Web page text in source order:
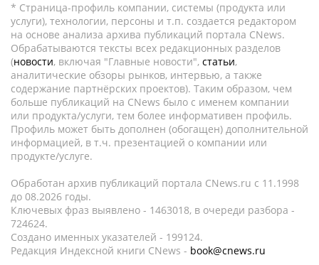
* Страница-профиль компании, системы (продукта или
услуги), технологии, персоны и т.п. создается редактором
на основе анализа архива публикаций портала CNews.
Обрабатываются тексты всех редакционных разделов
(новости, включая "Главные новости", статьи,
аналитические обзоры рынков, интервью, а также
содержание партнёрских проектов). Таким образом, чем
больше публикаций на CNews было с именем компании
или продукта/услуги, тем более информативен профиль.
Профиль может быть дополнен (обогащен) дополнительной
информацией, в т.ч. презентацией о компании или
продукте/услуге.
Обработан архив публикаций портала CNews.ru c 11.1998
до 08.2026 годы.
Ключевых фраз выявлено - 1463018, в очереди разбора -
724624.
Создано именных указателей - 199124.
Редакция Индексной книги CNews - book@cnews.ru